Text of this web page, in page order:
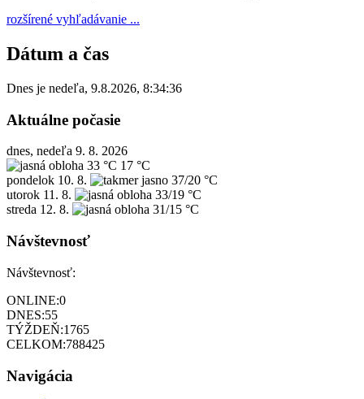
rozšírené vyhľadávanie ...
Dátum a čas
Dnes je nedeľa, 9.8.2026, 8:34:36
Aktuálne počasie
dnes, nedeľa 9. 8. 2026
33 °C 17 °C
pondelok 10. 8.
37/20 °C
utorok 11. 8.
33/19 °C
streda 12. 8. 31/15 °C
Návštevnosť
Návštevnosť:
ONLINE:0
DNES:55
TÝŽDEŇ:1765
CELKOM:788425
Navigácia